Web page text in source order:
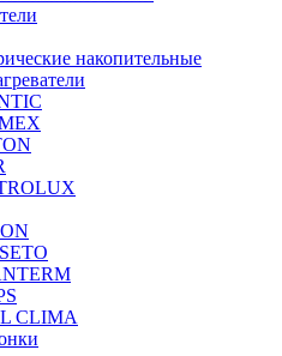
накопительные
CLIMA